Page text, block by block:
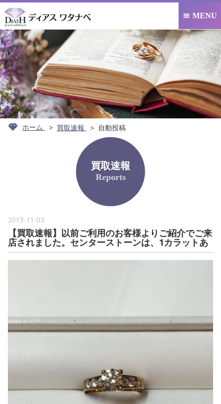
 MENU
ホーム 買取速報 自動投稿
買取速報
Reports
2015-11-03
【買取速報】以前ご利用のお客様よりご紹介でご来
店されました。センターストーンは、1カラットあ